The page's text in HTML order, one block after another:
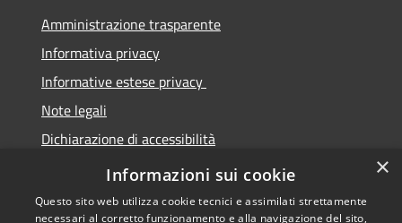
Amministrazione trasparente
Informativa privacy
Informative estese privacy
Note legali
Dichiarazione di accessibilità
Obbiettivi di Accessibilità
×
Informazioni sui cookie
Questo sito web utilizza cookie tecnici e assimilati strettamente
necessari al corretto funzionamento e alla navigazione del sito,